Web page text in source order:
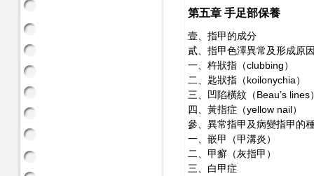
第五章 手足部保養
壹、指甲的成分
貳、指甲色澤異常及形成原
一、杵狀指（clubbing）
二、匙狀指（koilonychia）
三、凹陷橫紋（Beau’s
四、黃指症（yellow nail）
參、異常指甲及病變指甲的
一、嵌甲（甲溝炎）
二、甲癬（灰指甲）
三、白甲症